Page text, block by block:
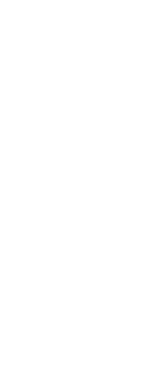
자연을 이루는 수
관은 그 이야기를
공룡 골격들과 공룡